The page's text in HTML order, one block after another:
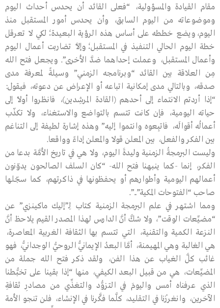
مقام القيادة والمسؤولية، “فعلى القائد أن يحدس أحداث اليوم
وموضوعاته من اليوم السابق، وأن يحدس أمور المستقبل منذ
اليوم،ويضع خططه على أساس هذه الرؤية البعيدة؛لكي لا تعرقل
خطة اليوم الحالي التنفيذ في المستقبل؛وإلاَّ تضاربت أعمال اليوم
وأعمال المستقبل، وعملت إحداهما ضدَّ الأخرى”. ويجعل فتح الله
مِن العلاقة بين القائد “وبرنامجه الزمني” وسيلةً لمعرفة مدى
صدقه، وبالتالي مدى إمكانية اتباعه أو الإعراض عن دعوته، فيقول:
“إذا أردتم الانتماء إلى أحدهم (القادة المرشِدين)، فانظروا أولاً إلى
حياته اليومية، فإن كانت تتسم بالتواضع والاستغناء، ولا تكذّب
أعمالُه أقوالَه، فاتبِعوه وانتموا إليه” وهذه إشارة لطيفة إلى التناغم
بين الفكر والفعل، بين المعلن قولا والمعلن إداءً وواقعا.
وليست البرمجةُ الزمنية وليدةَ اليوم، ولا هي في تاريخ الأمَّة بدعا من
الفكر، إنما -كما ينبهنا فتح الله- “كان السلف الصالحون يدوّنون
أعمالهم اليومية وأطوارهم أو يحفظونها في ذاكرتهم، كما سجّلها
صاحب “الفتوحات المكية”..”.
ومما اشتهر في علم البرمجة الزمنية كتاب لِـ”إليك ماكينزي” عن
“مضيِّعات الوقت”، ولا شكَّ أنَّ الدارس لهذا المصدر القيم يلاحظ أنَّ
النزعة الكمية والتقنية، التي تتسم بها الثقافة الغربية المعاصرة،
هي الغالبة وهي المهيمنة، أمَّا البعدُ الإيمانيُّ الروحيُّ الوجدانيُّ، فهو
غائب كلَّ الغياب عن هذا الفن، ولقد ذكر فتح الله جملة من
المضيِّعات، هي من قبيل البعد الكيفي، منها “إذا بقينا على تخبُّطنا
الذي عرفناه أمس واليومَ في التزوُّد والتغذِّي من مصادرِ ثقافةِ
الآخرين، وانغرزْنا في التقليد، كلَّما فكَّرنا في الإنشاء، فلن تنجو الأمة